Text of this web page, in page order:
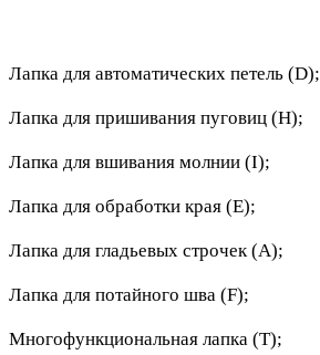
Лапка для автоматических петель (D);
Лапка для пришивания пуговиц (H);
Лапка для вшивания молнии (I);
Лапка для обработки края (E);
Лапка для гладьевых строчек (A);
Лапка для потайного шва (F);
Многофункциональная лапка (Т);